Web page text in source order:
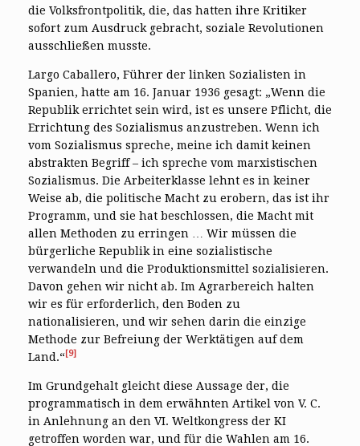
die Volksfrontpolitik, die, das hatten ihre Kritiker
sofort zum Ausdruck gebracht, soziale Revolutionen
ausschließen musste.
Largo Caballero, Führer der linken Sozialisten in
Spanien, hatte am 16. Januar 1936 gesagt: „Wenn die
Republik errichtet sein wird, ist es unsere Pflicht, die
Errichtung des Sozialismus anzustreben. Wenn ich
vom Sozialismus spreche, meine ich damit keinen
abstrakten Begriff – ich spreche vom marxistischen
Sozialismus. Die Arbeiterklasse lehnt es in keiner
Weise ab, die politische Macht zu erobern, das ist ihr
Programm, und sie hat beschlossen, die Macht mit
allen Methoden zu erringen … Wir müssen die
bürgerliche Republik in eine sozialistische
verwandeln und die Produktionsmittel sozialisieren.
Davon gehen wir nicht ab. Im Agrarbereich halten
wir es für erforderlich, den Boden zu
nationalisieren, und wir sehen darin die einzige
Methode zur Befreiung der Werktätigen auf dem
Land.“[9]
Im Grundgehalt gleicht diese Aussage der, die
programmatisch in dem erwähnten Artikel von V. C.
in Anlehnung an den VI. Weltkongress der KI
getroffen worden war, und für die Wahlen am 16.